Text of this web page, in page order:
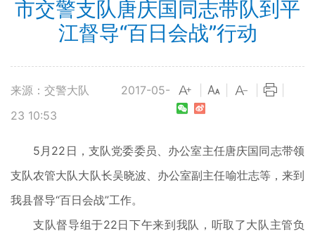
市交警支队唐庆国同志带队到平
江督导“百日会战”行动
来源：交警大队
2017-05-
23 10:53
5月22日，支队党委委员、办公室主任唐庆国同志带领
支队农管大队大队长吴晓波、办公室副主任喻壮志等，来到
我县督导“百日会战”工作。
支队督导组于22日下午来到我队，听取了大队主管负